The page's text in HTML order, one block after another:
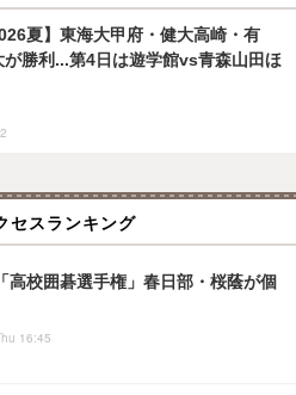
夏】東海大甲府・健大高崎・有
が勝利...第4日は遊学館vs青森山田ほ
セスランキング
高校囲碁選手権」春日部・桜蔭が個
16:45